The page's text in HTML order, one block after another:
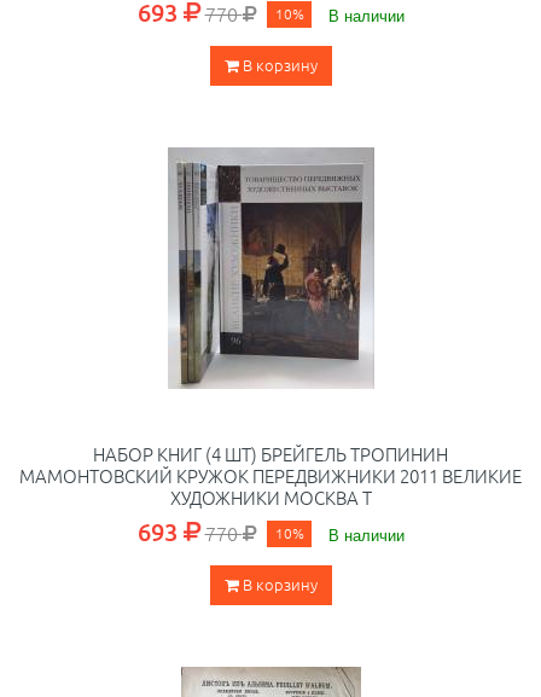
693 770 10% В наличии
В корзину
НАБОР КНИГ (4 ШТ) БРЕЙГЕЛЬ ТРОПИНИН
МАМОНТОВСКИЙ КРУЖОК ПЕРЕДВИЖНИКИ 2011 ВЕЛИКИЕ
ХУДОЖНИКИ МОСКВА Т
693 770 10% В наличии
В корзину